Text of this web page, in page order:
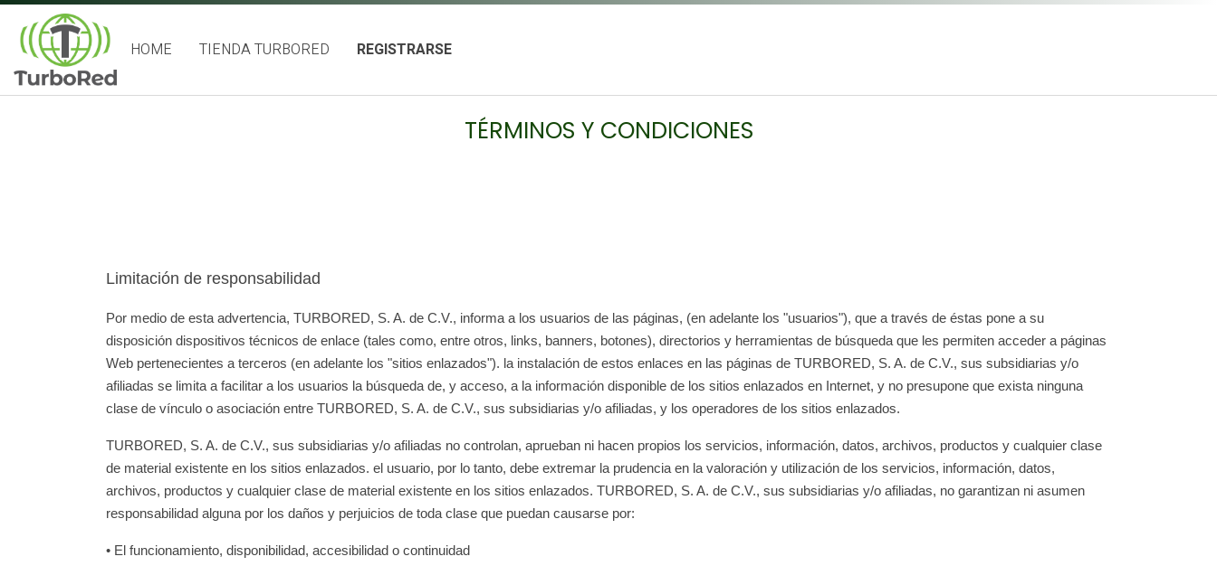
HOME TIENDA TURBORED REGISTRARSE
TÉRMINOS Y CONDICIONES
Limitación de responsabilidad
Por medio de esta advertencia, TURBORED, S. A. de C.V., informa a los usuarios de las páginas, (en adelante los "usuarios"), que a través de éstas pone a su
disposición dispositivos técnicos de enlace (tales como, entre otros, links, banners, botones), directorios y herramientas de búsqueda que les permiten acceder a páginas
Web pertenecientes a terceros (en adelante los "sitios enlazados"). la instalación de estos enlaces en las páginas de TURBORED, S. A. de C.V., sus subsidiarias y/o
afiliadas se limita a facilitar a los usuarios la búsqueda de, y acceso, a la información disponible de los sitios enlazados en Internet, y no presupone que exista ninguna
clase de vínculo o asociación entre TURBORED, S. A. de C.V., sus subsidiarias y/o afiliadas, y los operadores de los sitios enlazados.
TURBORED, S. A. de C.V., sus subsidiarias y/o afiliadas no controlan, aprueban ni hacen propios los servicios, información, datos, archivos, productos y cualquier clase
de material existente en los sitios enlazados. el usuario, por lo tanto, debe extremar la prudencia en la valoración y utilización de los servicios, información, datos,
archivos, productos y cualquier clase de material existente en los sitios enlazados. TURBORED, S. A. de C.V., sus subsidiarias y/o afiliadas, no garantizan ni asumen
responsabilidad alguna por los daños y perjuicios de toda clase que puedan causarse por:
• El funcionamiento, disponibilidad, accesibilidad o continuidad